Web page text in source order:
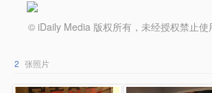
© iDaily Media 版权所有，未经授权禁止使
2 张照片